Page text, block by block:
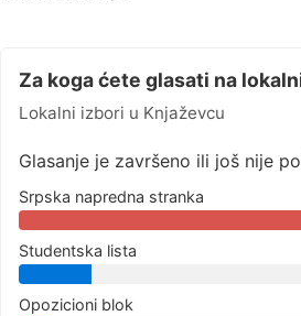
Za koga ćete glasati na
Lokalni izbori u Knjaževcu
Glasanje je završeno ili još nije
Srpska napredna stranka
Studentska lista
Opozicioni blok